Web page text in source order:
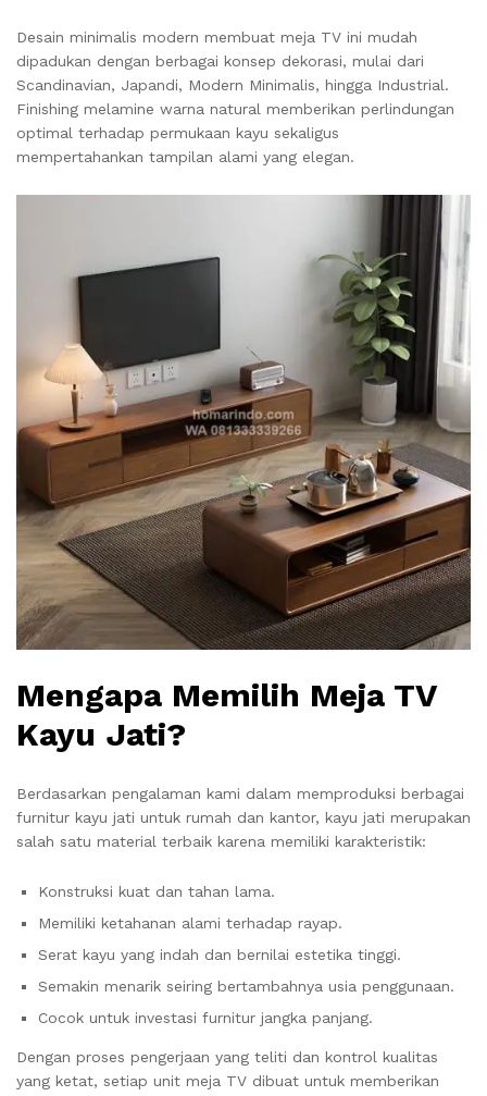
Desain minimalis modern membuat meja TV ini mudah
dipadukan dengan berbagai konsep dekorasi, mulai dari
Scandinavian, Japandi, Modern Minimalis, hingga Industrial.
Finishing melamine warna natural memberikan perlindungan
optimal terhadap permukaan kayu sekaligus
mempertahankan tampilan alami yang elegan.
Mengapa Memilih Meja TV
Kayu Jati?
Berdasarkan pengalaman kami dalam memproduksi berbagai
furnitur kayu jati untuk rumah dan kantor, kayu jati merupakan
salah satu material terbaik karena memiliki karakteristik:
Konstruksi kuat dan tahan lama.
Memiliki ketahanan alami terhadap rayap.
Serat kayu yang indah dan bernilai estetika tinggi.
Semakin menarik seiring bertambahnya usia penggunaan.
Cocok untuk investasi furnitur jangka panjang.
Dengan proses pengerjaan yang teliti dan kontrol kualitas
yang ketat, setiap unit meja TV dibuat untuk memberikan